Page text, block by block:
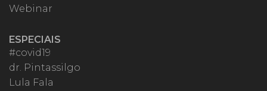
Webinar
ESPECIAIS
#covid19
dr. Pintassilgo
Lula Fala